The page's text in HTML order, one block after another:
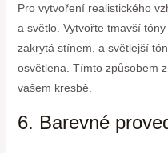
Pro vytvoření realistického
a světlo. Vytvořte tmavší
zakrytá stínem, a světlejší
osvětlena. Tímto způsobem
vašem kresbě.
6. Barevné